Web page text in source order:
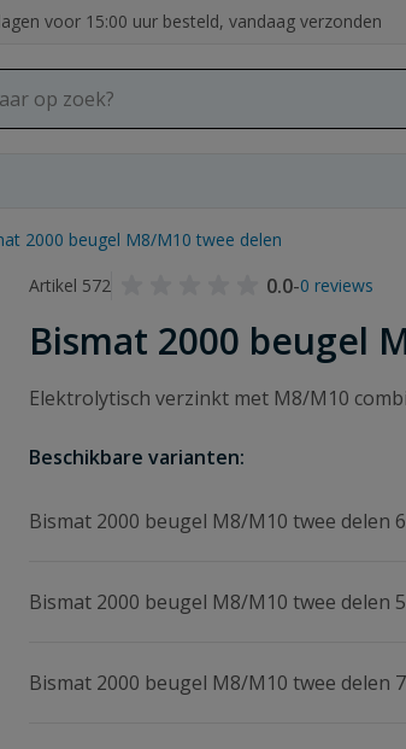
voor 15:00 uur besteld, vandaag verzonden
2000 beugel M8/M10 twee delen
Artikel 572
0.0-0 reviews
Bismat 2000 beugel
Elektrolytisch verzinkt met M8/M10
Beschikbare varianten:
Bismat 2000 beugel M8/M10 twee delen
Bismat 2000 beugel M8/M10 twee delen
Bismat 2000 beugel M8/M10 twee delen